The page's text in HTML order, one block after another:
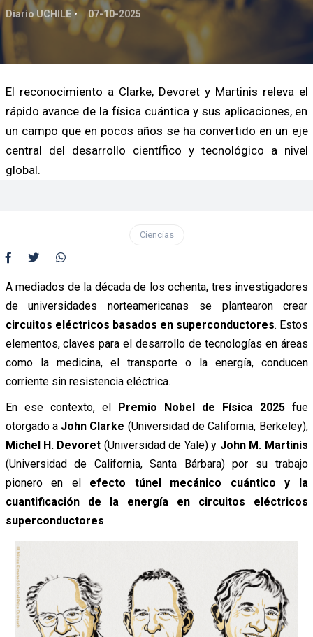
Diario UCHILE 07-10-2025
El reconocimiento a Clarke, Devoret y Martinis releva el
rápido avance de la física cuántica y sus aplicaciones, en
un campo que en pocos años se ha convertido en un eje
central del desarrollo científico y tecnológico a nivel
global.
Ciencias
A mediados de la década de los ochenta, tres investigadores
de universidades norteamericanas se plantearon crear
circuitos eléctricos basados en superconductores. Estos
elementos, claves para el desarrollo de tecnologías en áreas
como la medicina, el transporte o la energía, conducen
corriente sin resistencia eléctrica.
En ese contexto, el Premio Nobel de Física 2025fue
otorgado a John Clarke (Universidad de California, Berkeley),
Michel H. Devoret (Universidad de Yale) y John M. Martinis
(Universidad de California, Santa Bárbara) por su trabajo
pionero en el efecto túnel mecánico cuántico y la
cuantificación de la energía en circuitos eléctricos
superconductores.